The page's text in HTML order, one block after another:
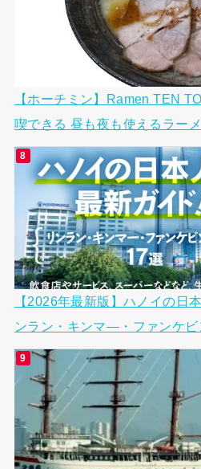
【ホーチミン】Ramen TEN
喫できる 昼も夜も使えるラー
【2026年最新版】ハノイの日
ンラン・キンマ―・ファンケビ